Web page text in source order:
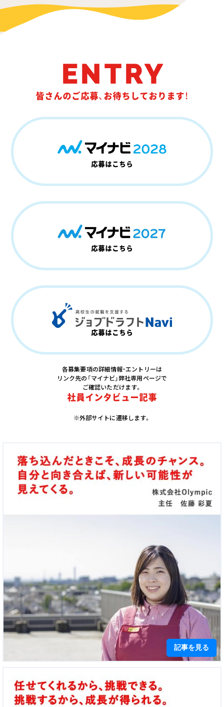
ENTRY
皆さんのご応募、お待ちしております！
応募はこちら
応募はこちら
応募はこちら
各募集要項の詳細情報・エントリーは
リンク先の「マイナビ」弊社専用ページで
ご確認いただけます。
社員インタビュー記事
※外部サイトに遷移します。